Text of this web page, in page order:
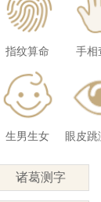
指纹算命 手相
生男生女 眼皮跳
诸葛测字